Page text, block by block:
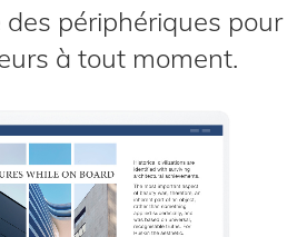
périphériques pour
à tout moment.